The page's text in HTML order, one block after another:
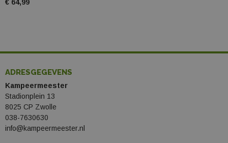
€ 64,99
ADRESGEGEVENS
Kampeermeester
Stadionplein 13
8025 CP Zwolle
038-7630630
info@kampeermeester.nl